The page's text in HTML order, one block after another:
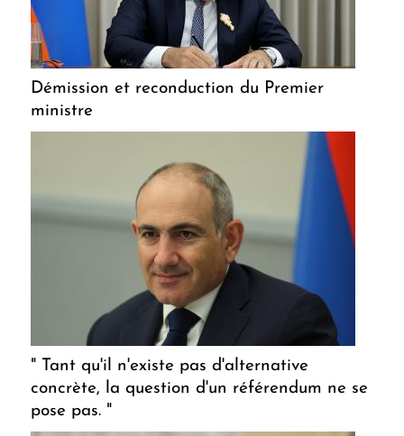
Démission et reconduction du Premier
ministre
" Tant qu'il n'existe pas d'alternative
concrète, la question d'un référendum ne se
pose pas. "